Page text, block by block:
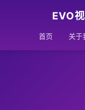
EVO
首页 关于